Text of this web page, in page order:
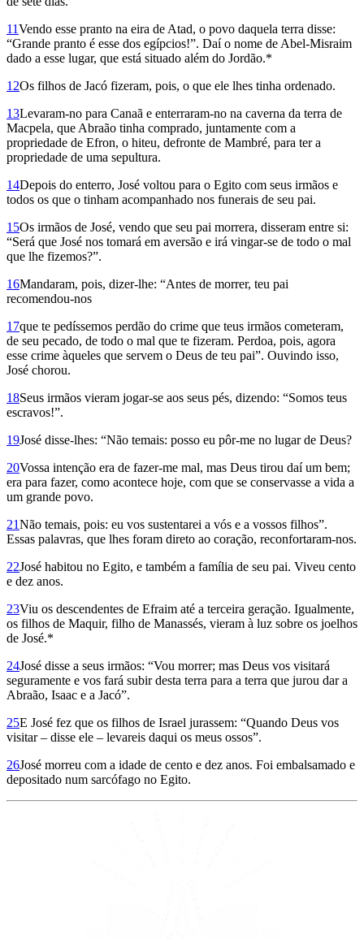
11Vendo esse pranto na eira de Atad, o povo daquela terra disse:
“Grande pranto é esse dos egípcios!”. Daí o nome de Abel-Misraim
dado a esse lugar, que está situado além do Jordão.*
12Os filhos de Jacó fizeram, pois, o que ele lhes tinha ordenado.
13Levaram-no para Canaã e enterraram-no na caverna da terra de
Macpela, que Abraão tinha comprado, juntamente com a
propriedade de Efron, o hiteu, defronte de Mambré, para ter a
propriedade de uma sepultura.
14Depois do enterro, José voltou para o Egito com seus irmãos e
todos os que o tinham acompanhado nos funerais de seu pai.
15Os irmãos de José, vendo que seu pai morrera, disseram entre si:
“Será que José nos tomará em aversão e irá vingar-se de todo o mal
que lhe fizemos?”.
16Mandaram, pois, dizer-lhe: “Antes de morrer, teu pai
recomendou-nos
17que te pedíssemos perdão do crime que teus irmãos cometeram,
de seu pecado, de todo o mal que te fizeram. Perdoa, pois, agora
esse crime àqueles que servem o Deus de teu pai”. Ouvindo isso,
José chorou.
18Seus irmãos vieram jogar-se aos seus pés, dizendo: “Somos teus
escravos!”.
19José disse-lhes: “Não temais: posso eu pôr-me no lugar de Deus?
20Vossa intenção era de fazer-me mal, mas Deus tirou daí um bem;
era para fazer, como acontece hoje, com que se conservasse a vida a
um grande povo.
21Não temais, pois: eu vos sustentarei a vós e a vossos filhos”.
Essas palavras, que lhes foram direto ao coração, reconfortaram-nos.
22José habitou no Egito, e também a família de seu pai. Viveu cento
e dez anos.
23Viu os descendentes de Efraim até a terceira geração. Igualmente,
os filhos de Maquir, filho de Manassés, vieram à luz sobre os joelhos
de José.*
24José disse a seus irmãos: “Vou morrer; mas Deus vos visitará
seguramente e vos fará subir desta terra para a terra que jurou dar a
Abraão, Isaac e a Jacó”.
25E José fez que os filhos de Israel jurassem: “Quando Deus vos
visitar – disse ele – levareis daqui os meus ossos”.
26José morreu com a idade de cento e dez anos. Foi embalsamado e
depositado num sarcófago no Egito.